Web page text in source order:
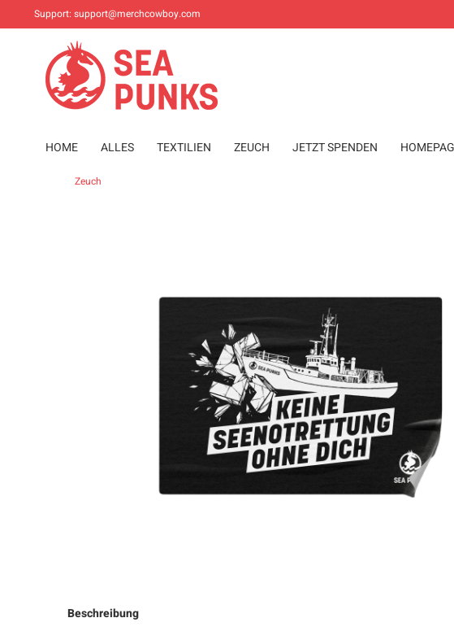
Support: support@merchcowboy.com
HOME ALLES TEXTILIEN ZEUCH JETZT SPENDEN
Zeuch
Beschreibung